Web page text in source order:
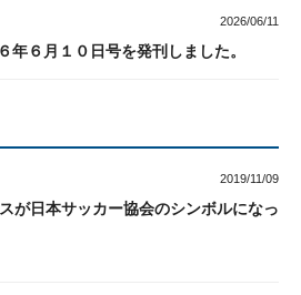
2026/06/11
年６月１０日号を発刊しました。
2019/11/09
が日本サッカー協会のシンボルになっ